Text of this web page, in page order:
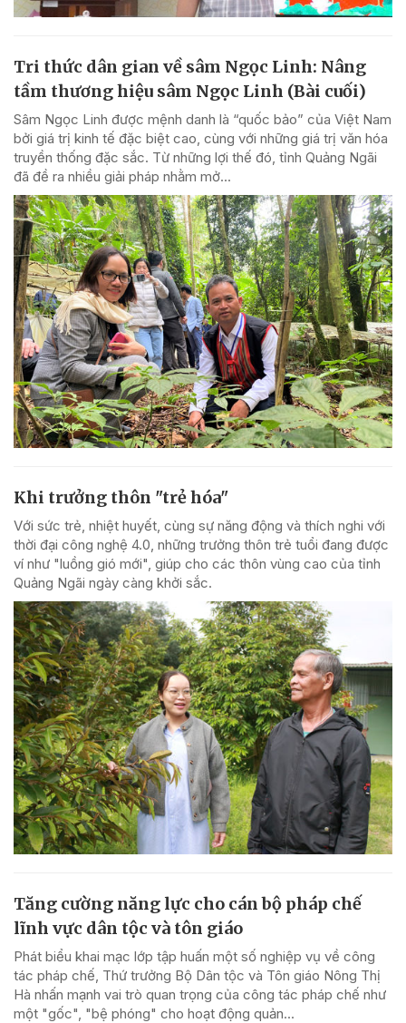
Tri thức dân gian về sâm Ngọc Linh: Nâng
tầm thương hiệu sâm Ngọc Linh (Bài cuối)
Sâm Ngọc Linh được mệnh danh là “quốc bảo” của Việt Nam
bởi giá trị kinh tế đặc biệt cao, cùng với những giá trị văn hóa
truyền thống đặc sắc. Từ những lợi thế đó, tỉnh Quảng Ngãi
đã đề ra nhiều giải pháp nhằm mở...
Khi trưởng thôn "trẻ hóa"
Với sức trẻ, nhiệt huyết, cùng sự năng động và thích nghi với
thời đại công nghệ 4.0, những trưởng thôn trẻ tuổi đang được
ví như "luồng gió mới", giúp cho các thôn vùng cao của tỉnh
Quảng Ngãi ngày càng khởi sắc.
Tăng cường năng lực cho cán bộ pháp chế
lĩnh vực dân tộc và tôn giáo
Phát biểu khai mạc lớp tập huấn một số nghiệp vụ về công
tác pháp chế, Thứ trưởng Bộ Dân tộc và Tôn giáo Nông Thị
Hà nhấn mạnh vai trò quan trọng của công tác pháp chế như
một "gốc", "bệ phóng" cho hoạt động quản...